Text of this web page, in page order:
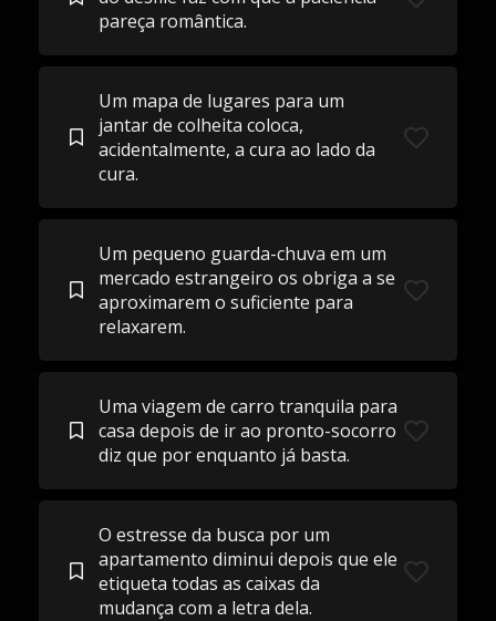
pareça romântica.
Um mapa de lugares para um
jantar de colheita coloca,
acidentalmente, a cura ao lado da
cura.
Um pequeno guarda-chuva em um
mercado estrangeiro os obriga a se
aproximarem o suficiente para
relaxarem.
Uma viagem de carro tranquila para
casa depois de ir ao pronto-socorro
diz que por enquanto já basta.
O estresse da busca por um
apartamento diminui depois que ele
etiqueta todas as caixas da
mudança com a letra dela.